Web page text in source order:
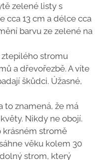
zelené listy s
cca 13 cm a délce cca
barvu ze zelené na
ztepilého stromu
a dřevořezbě. A víte
škůdci. Úžasné,
to znamená, že má
Nikdy ne obojí.
krásném stromě
věku kolem 30
strom, který